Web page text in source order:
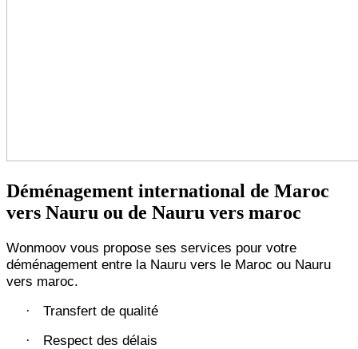
Déménagement international de Maroc
vers Nauru ou de Nauru vers maroc
Wonmoov vous propose ses services pour votre
déménagement entre la Nauru vers le Maroc ou Nauru
vers maroc.
· Transfert de qualité
· Respect des délais